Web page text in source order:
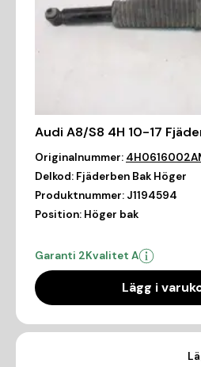
Audi A8/S8 4H 10-17
Originalnummer:
Delkod: Fjäderben Bak Höger
Produktnummer: J1194594
Position: Höger bak
Garanti 2Kvalitet A
Lägg i